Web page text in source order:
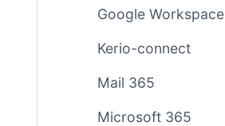
Google Workspace
Kerio-connect
Mail 365
Microsoft 365